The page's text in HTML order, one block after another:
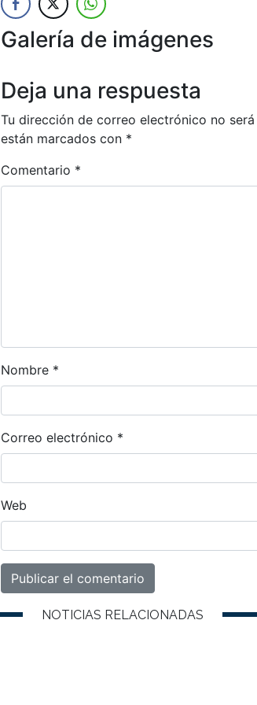
Galería de imágenes
Deja una respuesta
Tu dirección de correo electrónico no
están marcados con *
Comentario *
Nombre *
Correo electrónico *
Web
NOTICIAS RELACIONADAS